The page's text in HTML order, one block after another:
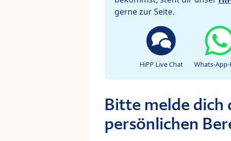
gerne zur Seite.
HiPP Live Chat Whats-App-
Bitte melde dich
persönlichen